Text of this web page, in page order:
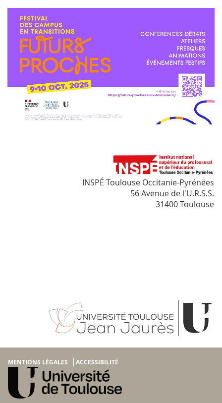
INSPÉ Toulouse Occitanie-Pyrénées
56 Avenue de l'U.R.S.S.
31400 Toulouse
MENTIONS LÉGALES ACCESSIBILITÉ